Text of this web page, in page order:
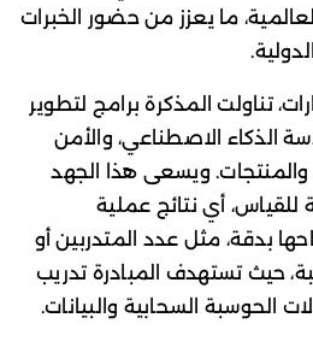
ما يعزز من حضور الخبرات
تناولت المذكرة برامج لتطوير
الذكاء الاصطناعي، والأمن
والمنتجات. ويسعى هذا الجهد
للقياس، أي نتائج عملية
بدقة، مثل عدد المتدربين أو
حيث تستهدف المبادرة تدريب
الحوسبة السحابية والبيانات.